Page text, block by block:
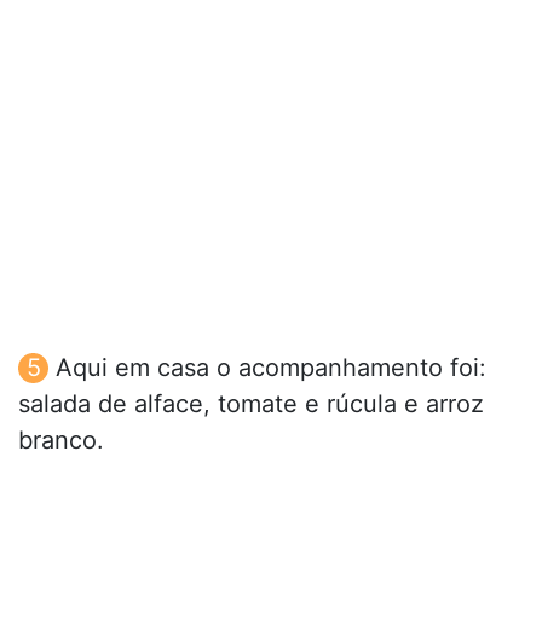
Aqui em casa o acompanhamento foi:
salada de alface, tomate e rúcula e arroz
branco.